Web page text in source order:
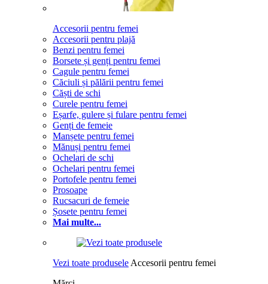
Accesorii pentru femei
Accesorii pentru plajă
Benzi pentru femei
Borsete și genți pentru femei
Cagule pentru femei
Căciuli și pălării pentru femei
Căști de schi
Curele pentru femei
Eșarfe, gulere și fulare pentru femei
Genți de femeie
Manșete pentru femei
Mănuși pentru femei
Ochelari de schi
Ochelari pentru femei
Portofele pentru femei
Prosoape
Rucsacuri de femeie
Șosete pentru femei
Mai multe...
Vezi toate produsele Accesorii pentru femei